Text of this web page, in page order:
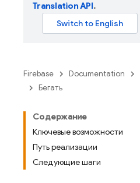
Translation API.
Firebase Documentation
Бегать
Содержание
Ключевые возможности
Путь реализации
Следующие шаги